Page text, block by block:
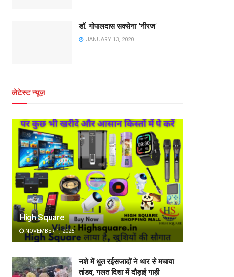
डॉ. गोपालदास सक्सेना ‘नीरज’
JANUARY 13, 2020
लेटेस्ट न्यूज़
High Square
NOVEMBER 1, 2025
नशे में धुत रईसजादों ने थार से मचाया
तांडव, गलत दिशा में दौड़ाई गाड़ी